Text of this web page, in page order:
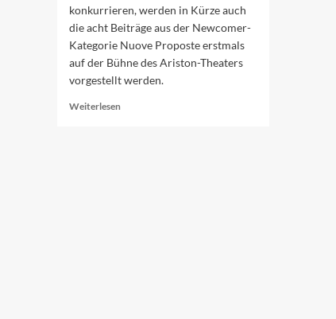
konkurrieren, werden in Kürze auch
die acht Beiträge aus der Newcomer-
Kategorie Nuove Proposte erstmals
auf der Bühne des Ariston-Theaters
vorgestellt werden.
Weiterlesen